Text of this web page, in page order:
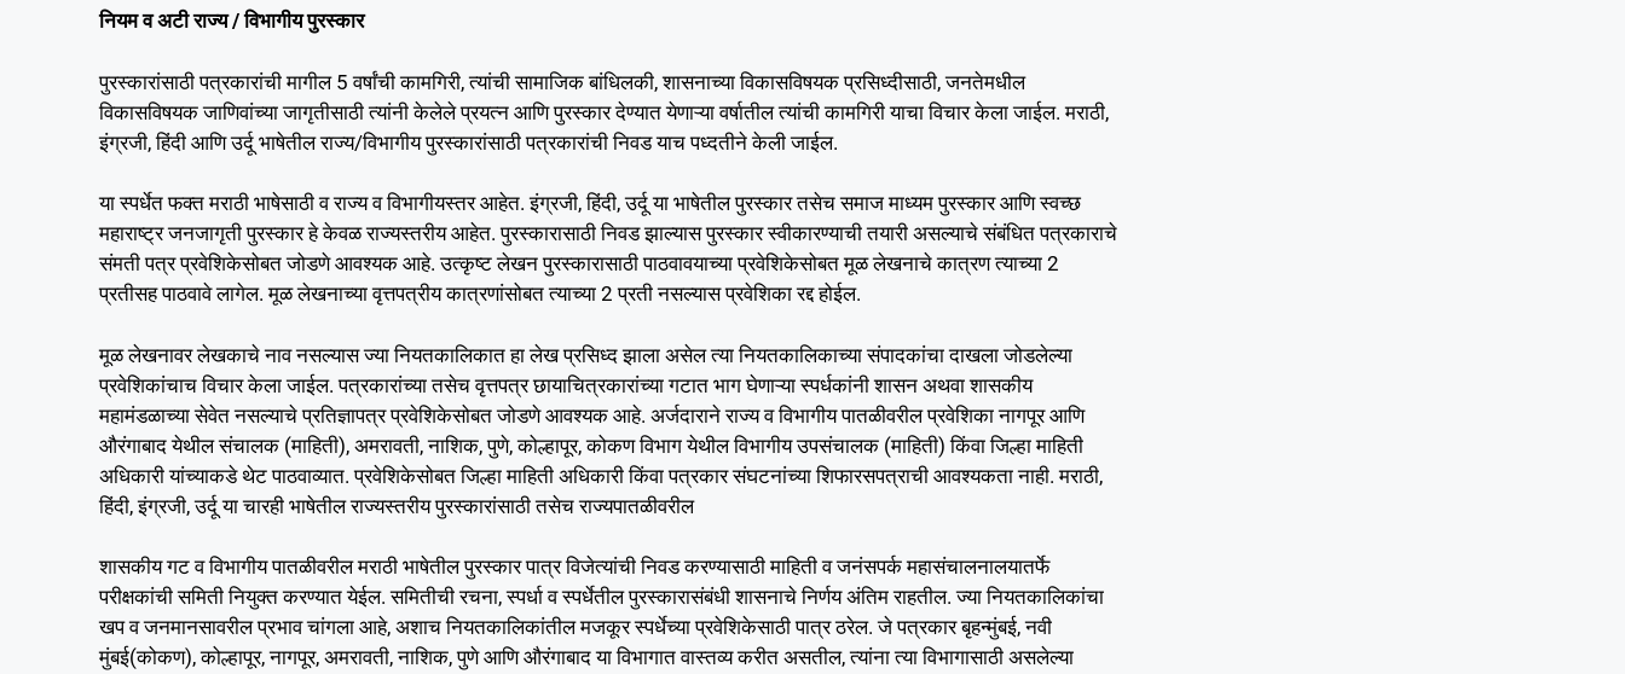
नियम व अटी राज्य / विभागीय पुरस्कार
पुरस्कारांसाठी पत्रकारांची मागील 5 वर्षांची कामगिरी, त्यांची सामाजिक बांधिलकी, शासनाच्या विकासविषयक प्रसिध्दीसाठी, जनतेमधील
विकासविषयक जाणिवांच्या जागृतीसाठी त्यांनी केलेले प्रयत्न आणि पुरस्कार देण्यात येणाऱ्या वर्षातील त्यांची कामगिरी याचा विचार केला जाईल. मराठी,
इंग्रजी, हिंदी आणि उर्दू भाषेतील राज्य/विभागीय पुरस्कारांसाठी पत्रकारांची निवड याच पध्दतीने केली जाईल.
या स्पर्धेत फक्त मराठी भाषेसाठी व राज्य व विभागीयस्तर आहेत. इंग्रजी, हिंदी, उर्दू या भाषेतील पुरस्कार तसेच समाज माध्यम पुरस्कार आणि स्वच्छ
महाराष्ट्र जनजागृती पुरस्कार हे केवळ राज्यस्तरीय आहेत. पुरस्कारासाठी निवड झाल्यास पुरस्कार स्वीकारण्याची तयारी असल्याचे संबंधित पत्रकाराचे
संमती पत्र प्रवेशिकेसोबत जोडणे आवश्यक आहे. उत्कृष्ट लेखन पुरस्कारासाठी पाठवावयाच्या प्रवेशिकेसोबत मूळ लेखनाचे कात्रण त्याच्या 2
प्रतीसह पाठवावे लागेल. मूळ लेखनाच्या वृत्तपत्रीय कात्रणांसोबत त्याच्या 2 प्रती नसल्यास प्रवेशिका रद्द होईल.
मूळ लेखनावर लेखकाचे नाव नसल्यास ज्या नियतकालिकात हा लेख प्रसिध्द झाला असेल त्या नियतकालिकाच्या संपादकांचा दाखला जोडलेल्या
प्रवेशिकांचाच विचार केला जाईल. पत्रकारांच्या तसेच वृत्तपत्र छायाचित्रकारांच्या गटात भाग घेणाऱ्या स्पर्धकांनी शासन अथवा शासकीय
महामंडळाच्या सेवेत नसल्याचे प्रतिज्ञापत्र प्रवेशिकेसोबत जोडणे आवश्यक आहे. अर्जदाराने राज्य व विभागीय पातळीवरील प्रवेशिका नागपूर आणि
औरंगाबाद येथील संचालक (माहिती), अमरावती, नाशिक, पुणे, कोल्हापूर, कोकण विभाग येथील विभागीय उपसंचालक (माहिती) किंवा जिल्हा माहिती
अधिकारी यांच्याकडे थेट पाठवाव्यात. प्रवेशिकेसोबत जिल्हा माहिती अधिकारी किंवा पत्रकार संघटनांच्या शिफारसपत्राची आवश्यकता नाही. मराठी,
हिंदी, इंग्रजी, उर्दू या चारही भाषेतील राज्यस्तरीय पुरस्कारांसाठी तसेच राज्यपातळीवरील
शासकीय गट व विभागीय पातळीवरील मराठी भाषेतील पुरस्कार पात्र विजेत्यांची निवड करण्यासाठी माहिती व जनंसपर्क महासंचालनालयातर्फे
परीक्षकांची समिती नियुक्त करण्यात येईल. समितीची रचना, स्पर्धा व स्पर्धेतील पुरस्कारासंबंधी शासनाचे निर्णय अंतिम राहतील. ज्या नियतकालिकांचा
खप व जनमानसावरील प्रभाव चांगला आहे, अशाच नियतकालिकांतील मजकूर स्पर्धेच्या प्रवेशिकेसाठी पात्र ठरेल. जे पत्रकार बृहन्मुंबई, नवी
मुंबई(कोकण), कोल्हापूर, नागपूर, अमरावती, नाशिक, पुणे आणि औरंगाबाद या विभागात वास्तव्य करीत असतील, त्यांना त्या विभागासाठी असलेल्या